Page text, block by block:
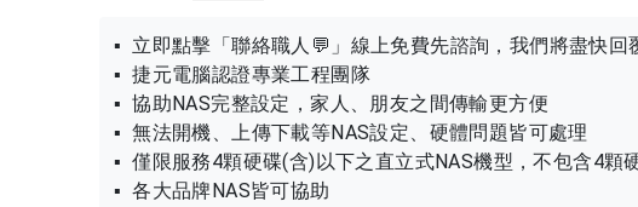
▪ 立即點擊「聯絡職人💬」線上免費先諮詢，我們將盡快回
▪ 捷元電腦認證專業工程團隊
▪ 協助NAS完整設定，家人、朋友之間傳輸更方便
▪ 無法開機、上傳下載等NAS設定、硬體問題皆可處理
▪ 僅限服務4顆硬碟(含)以下之直立式NAS機型，不包含4顆
▪ 各大品牌NAS皆可協助